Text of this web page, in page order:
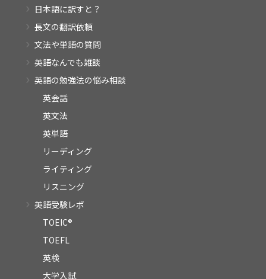
日本語に訳すと？
長文の翻訳依頼
文法や単語の質問
英語なんでも雑談
英語の勉強法の悩み相談
英会話
英文法
英単語
リーディング
ライティング
リスニング
英語受験レポ
TOEIC®
TOEFL
英検
大学入試